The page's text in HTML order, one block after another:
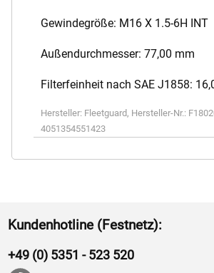
Gewindegröße: M16 X 1.5-6H INT
Außendurchmesser: 77,00 mm
Filterfeinheit nach SAE J1858:
Hersteller: Fleetguard , Hersteller-Nr.:
4051354551423
Kundenhotline (Festnetz):
+49 (0) 5351 - 523 520